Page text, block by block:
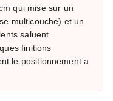
qui mise sur un
multicouche) et un
saluent
finitions
le positionnement a